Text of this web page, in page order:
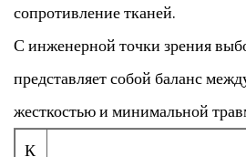
сопротивление тканей.
С инженерной точки зрения
представляет собой баланс
жесткостью и минимальной
К